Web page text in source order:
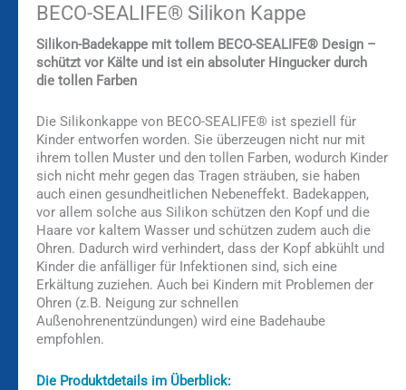
BECO-SEALIFE® Silikon Kappe
Silikon-Badekappe mit tollem BECO-SEALIFE® Design –
schützt vor Kälte und ist ein absoluter Hingucker durch
die tollen Farben
Die Silikonkappe von BECO-SEALIFE® ist speziell für
Kinder entworfen worden. Sie überzeugen nicht nur mit
ihrem tollen Muster und den tollen Farben, wodurch Kinder
sich nicht mehr gegen das Tragen sträuben, sie haben
auch einen gesundheitlichen Nebeneffekt. Badekappen,
vor allem solche aus Silikon schützen den Kopf und die
Haare vor kaltem Wasser und schützen zudem auch die
Ohren. Dadurch wird verhindert, dass der Kopf abkühlt und
Kinder die anfälliger für Infektionen sind, sich eine
Erkältung zuziehen. Auch bei Kindern mit Problemen der
Ohren (z.B. Neigung zur schnellen
Außenohrenentzündungen) wird eine Badehaube
empfohlen.
Die Produktdetails im Überblick: